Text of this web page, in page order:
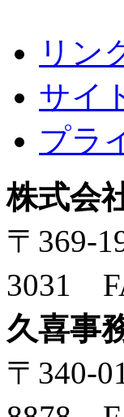
リン
サイ
プラ
株式会
〒369-
3031
久喜事
〒340-